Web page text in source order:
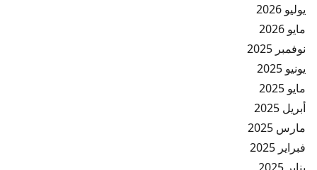
يوليو 2026
مايو 2026
نوفمبر 2025
يونيو 2025
مايو 2025
أبريل 2025
مارس 2025
فبراير 2025